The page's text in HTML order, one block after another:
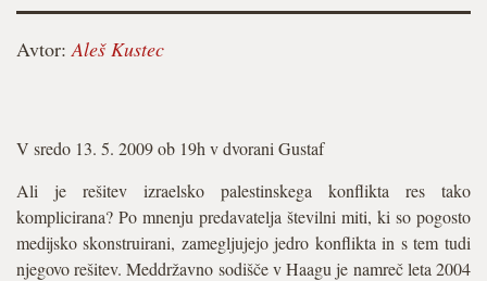
Avtor:Aleš Kustec
V sredo 13. 5. 2009 ob 19h v dvorani Gustaf
Ali je rešitev izraelsko palestinskega konflikta res tako
komplicirana? Po mnenju predavatelja številni miti, ki so pogosto
medijsko skonstruirani, zamegljujejo jedro konflikta in s tem tudi
njegovo rešitev. Meddržavno sodišče v Haagu je namreč leta 2004